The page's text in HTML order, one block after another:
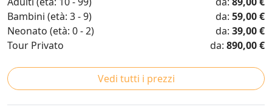
Bambini (età: 3 - 9)
da: 59,00 €
Neonato (età: 0 - 2)
da: 39,00 €
Tour Privato
da: 890,00 €
Vedi tutti i prezzi